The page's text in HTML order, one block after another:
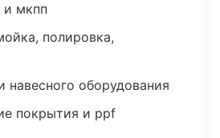
и мкпп
полировка,
навесного оборудования
покрытия и ppf